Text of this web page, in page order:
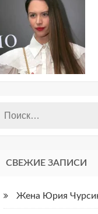
СВЕЖИЕ ЗАПИСИ
Жена Юрия